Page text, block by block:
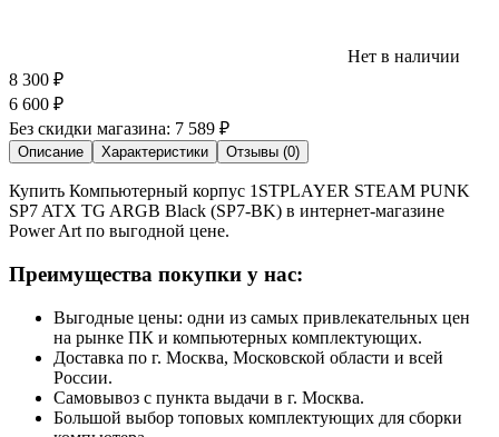
Нет в наличии
8 300 ₽
6 600 ₽
Без скидки магазина: 7 589 ₽
Описание Характеристики Отзывы (0)
Купить Компьютерный корпус 1STPLAYER STEAM PUNK
SP7 ATX TG ARGB Black (SP7-BK) в интернет-магазине
Power Art по выгодной цене.
Преимущества покупки у нас:
Выгодные цены: одни из самых привлекательных цен
на рынке ПК и компьютерных комплектующих.
Доставка по г. Москва, Московской области и всей
России.
Самовывоз с пункта выдачи в г. Москва.
Большой выбор топовых комплектующих для сборки